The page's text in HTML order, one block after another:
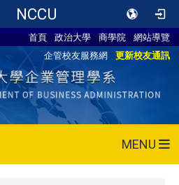
NCCU
首頁 政治大學 商學院
網站導覽
企管校友服務網
更新校友通訊
MENU